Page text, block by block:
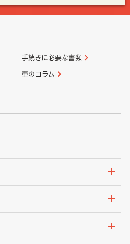
手続きに必要な書類
車のコラム